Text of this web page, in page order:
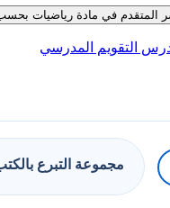
في مادة رياضيات بحسب
التقويم المدرسي
مجموعة التبرع